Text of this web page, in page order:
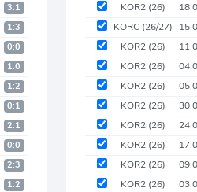
3:1
1:3
0:0
1:0
1:2
0:1
2:1
0:0
2:3
1:2
KOR2 (26)
KORC (26/27)
KOR2 (26)
KOR2 (26)
KOR2 (26)
KOR2 (26)
KOR2 (26)
KOR2 (26)
KOR2 (26)
KOR2 (26)